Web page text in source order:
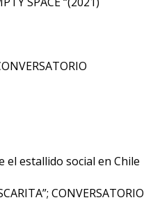
estallido social en Chile
CONVERSATORIO